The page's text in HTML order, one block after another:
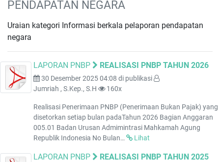
PENDAPATAN NEGARA
Uraian kategori Informasi berkala pelaporan pendapatan
negara
LAPORAN PNBP REALISASI PNBP TAHUN 2026
30 Desember 2025 04:08 di publikasi
Jumriah , S.Kep., S.H
160x
Realisasi Penerimaan PNBP (Penerimaan Bukan Pajak) yang
disetorkan setiap bulan padaTahun 2026 Bagian Anggaran
005.01 Badan Urusan Admimintrasi Mahkamah Agung
Republik Indonesia No Bulan…
Lihat
LAPORAN PNBP REALISASI PNBP TAHUN 2025